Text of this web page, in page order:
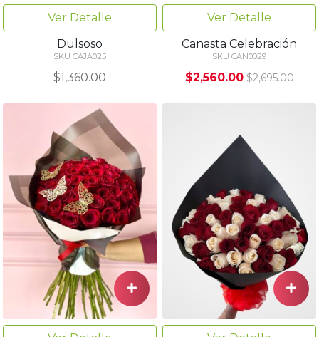
Ver Detalle
Dulsoso
SKU CAJA025
$1,360.00
Ver Detalle
Canasta Celebración
SKU CAN0029
$2,560.00 $2,695.00